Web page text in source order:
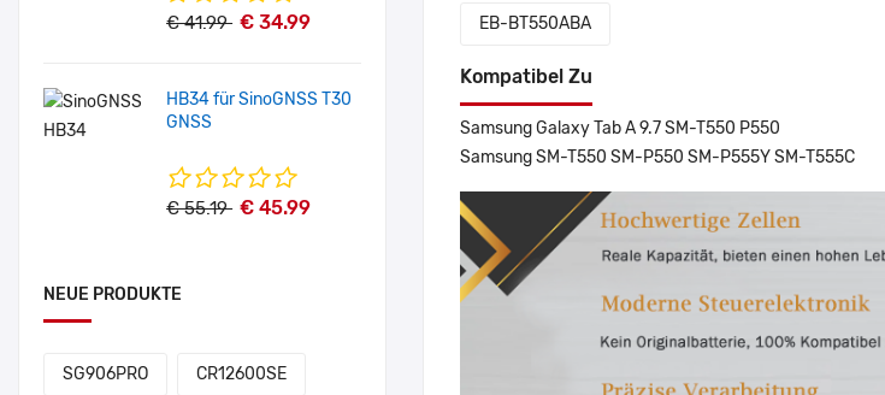
€ 41.99 € 34.99
HB34 für SinoGNSS T30
GNSS
€ 55.19 € 45.99
NEUE PRODUKTE
SG906PRO CR12600SE
EB-BT550ABA
Kompatibel Zu
Samsung Galaxy Tab A 9.7 SM-T550 P550
Samsung SM-T550 SM-P550 SM-P555Y SM-T555C